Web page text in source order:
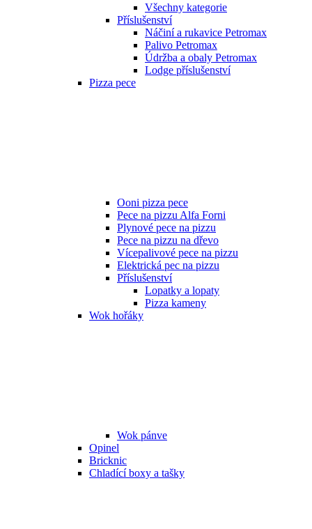
Všechny kategorie
Příslušenství
Náčiní a rukavice Petromax
Palivo Petromax
Údržba a obaly Petromax
Lodge příslušenství
Pizza pece
Ooni pizza pece
Pece na pizzu Alfa Forni
Plynové pece na pizzu
Pece na pizzu na dřevo
Vícepalivové pece na pizzu
Elektrická pec na pizzu
Příslušenství
Lopatky a lopaty
Pizza kameny
Wok hořáky
Wok pánve
Opinel
Bricknic
Chladící boxy a tašky